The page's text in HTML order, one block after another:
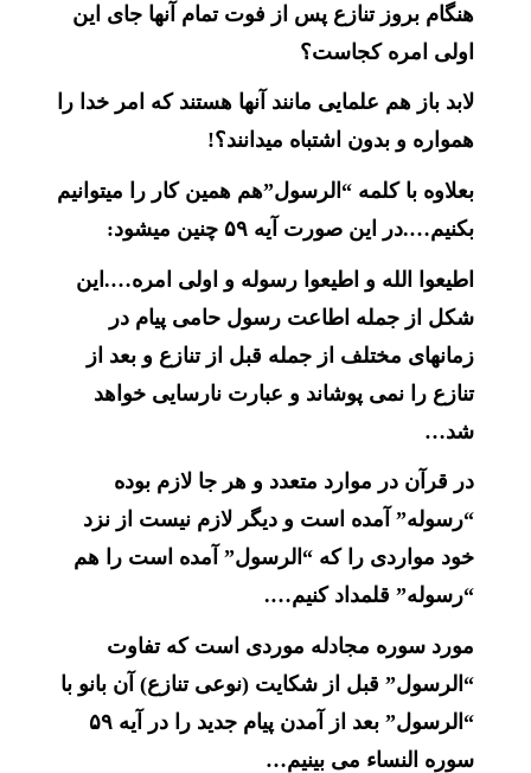
هنگام بروز تنازع پس از فوت تمام آنها جای این
اولی امره کجاست؟
لابد باز هم علمایی مانند آنها هستند که امر خدا را
همواره و بدون اشتباه میدانند؟!
بعلاوه با کلمه “الرسول”هم همین کار را میتوانیم
بکنیم….در این صورت آیه ۵۹ چنین میشود:
اطیعوا الله و اطیعوا رسوله و اولی امره….این
شکل از جمله اطاعت رسول حامی پیام در
زمانهای مختلف از جمله قبل از تنازع و بعد از
تنازع را نمی پوشاند و عبارت نارسایی خواهد
شد…
در قرآن در موارد متعدد و هر جا لازم بوده
“رسوله” آمده است و دیگر لازم نیست از نزد
خود مواردی را که “الرسول” آمده است را هم
“رسوله” قلمداد کنیم….
مورد سوره مجادله موردی است که تفاوت
“الرسول” قبل از شکایت (نوعی تنازع) آن بانو با
“الرسول” بعد از آمدن پیام جدید را در آیه ۵۹
سوره النساء می بینیم…